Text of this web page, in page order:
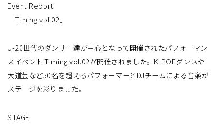
Event Report
「Timing vol.02」
U-20世代のダンサー達が中心となって開催されたパフォーマン
スイベント Timing vol.02が開催されました。K-POPダンスや
大道芸など50名を超えるパフォーマーとDJチームによる音楽が
ステージを彩りました。
STAGE